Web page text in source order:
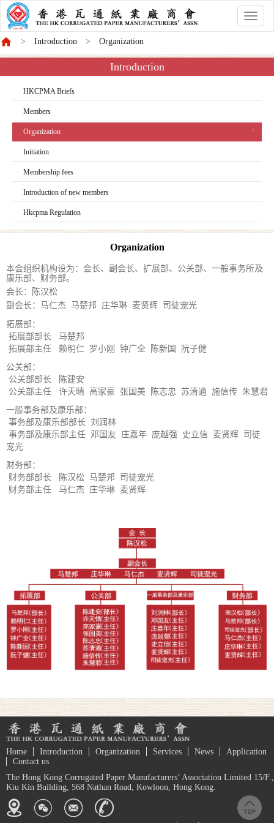
香
港
會
Introduction Organization
Introduction
HKCPMA Briefs
Members
Organization
Initiation
Membership fees
Introduction of new members
Hkcpma Regulation
Organization
本会组织机构设为：会长、副会长、扩展部、公关部、一般事务所及
康乐部、财务部。
会长：
陈汉松
副会长： 马仁杰 马楚邦 庄华琳 麦贤辉 司徒宠光
拓展部 ：
拓展部部长 马楚邦
拓展部主任 赖明仁 罗小刚 钟广全 陈新国 阮子健
公关部 ：
公关部部长 陈建安
公关部主任 许天晴 高家豪 张国美 陈志忠 苏清通 施信传 朱慧君
一般事务部及康乐部 ：
事务部及康乐部部长 刘润林
事务部及康乐部主任 邓国友 庄嘉年 庞越强 史立信 麦贤辉 司徒
宠光
财务部 ：
财务部部长 陈汉松 马楚邦 司徒宠光
财务部主任 马仁杰 庄华琳 麦贤辉
Home Introduction Organization Services News
Application
Contact us
The Hong Kong Corrugated Paper Manufacturers’ Association Limited 15/F.,
Kiu Kin Building, 568 Nathan Road, Kowloon, Hong Kong.